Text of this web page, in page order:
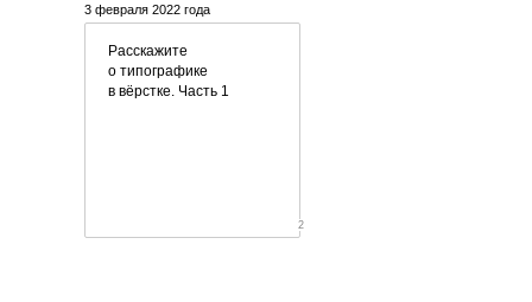
3 февраля 2022 года
Расскажите
о типографике
в вёрстке. Часть 1
2